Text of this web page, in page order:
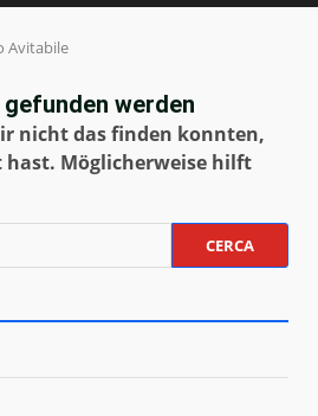
Avitabile
werden
nicht das finden konnten,
hast. Möglicherweise hilft